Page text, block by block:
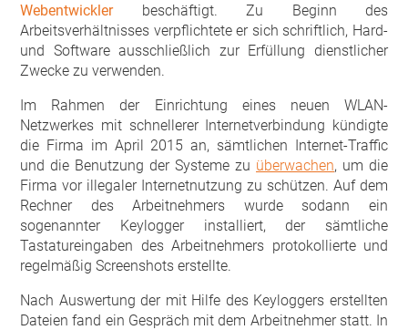
Webentwicklerbeschäftigt. Zu Beginn des
Arbeitsverhältnisses verpflichtete er sich schriftlich, Hard-
und Software ausschließlich zur Erfüllung dienstlicher
Zwecke zu verwenden.
Im Rahmen der Einrichtung eines neuen WLAN-
Netzwerkes mit schnellerer Internetverbindung kündigte
die Firma im April 2015 an, sämtlichen Internet-Traffic
und die Benutzung der Systeme zu überwachen, um die
Firma vor illegaler Internetnutzung zu schützen. Auf dem
Rechner des Arbeitnehmers wurde sodann ein
sogenannter Keylogger installiert, der sämtliche
Tastatureingaben des Arbeitnehmers protokollierte und
regelmäßig Screenshots erstellte.
Nach Auswertung der mit Hilfe des Keyloggers erstellten
Dateien fand ein Gespräch mit dem Arbeitnehmer statt. In